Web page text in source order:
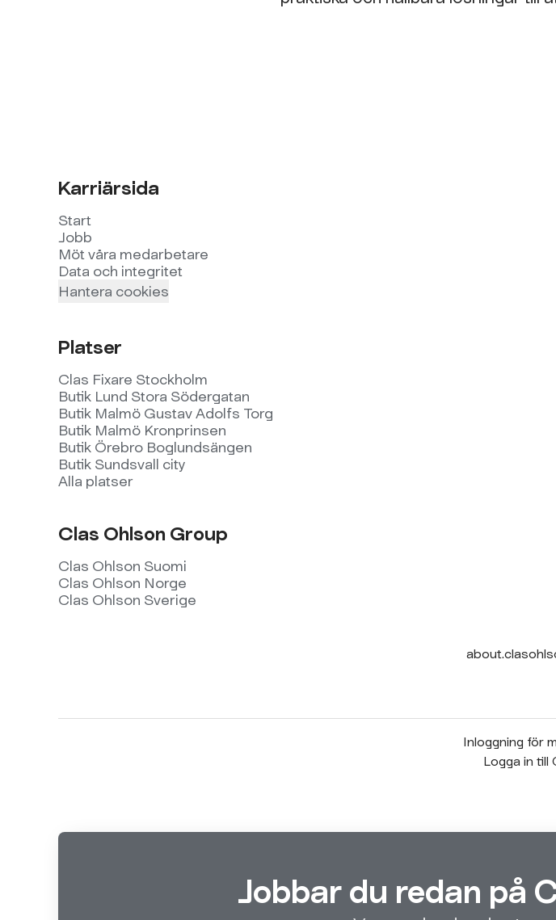
Karriärsida
Start
Jobb
Möt våra medarbetare
Data och integritet
Hantera cookies
Platser
Clas Fixare Stockholm
Butik Lund Stora Södergatan
Butik Malmö Gustav Adolfs Torg
Butik Malmö Kronprinsen
Butik Örebro Boglundsängen
Butik Sundsvall city
Alla platser
Clas Ohlson Group
Clas Ohlson Suomi
Clas Ohlson Norge
Clas Ohlson Sverige
Inloggning för
Logga in till
Jobbar du redan på